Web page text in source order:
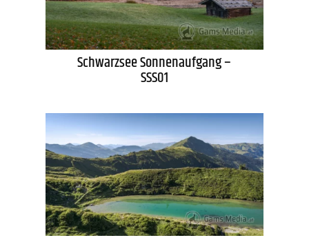
Schwarzsee Sonnenaufgang –
SSS01